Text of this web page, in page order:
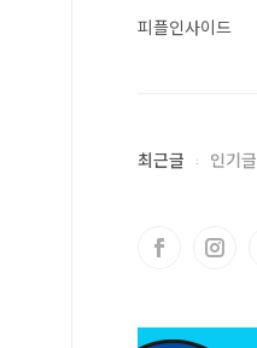
피플인사이드
최근글 인기글